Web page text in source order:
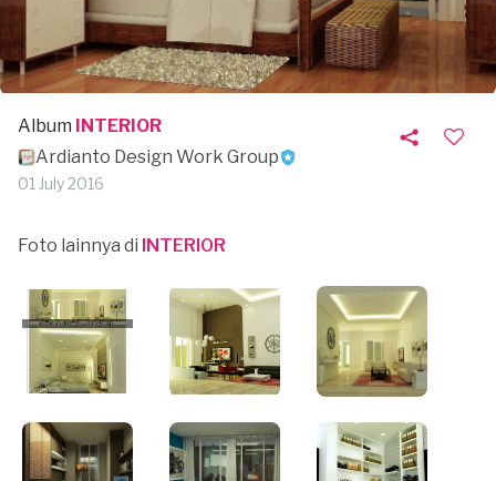
Album INTERIOR
Ardianto Design Work Group
01 July 2016
Foto lainnya di INTERIOR